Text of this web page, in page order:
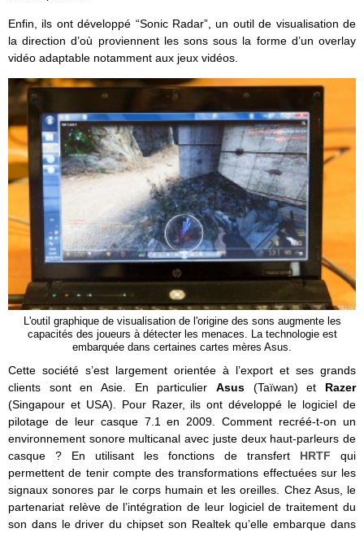
Enfin, ils ont développé “Sonic Radar”, un outil de visualisation de
la direction d’où proviennent les sons sous la forme d’un overlay
vidéo adaptable notamment aux jeux vidéos.
L'outil graphique de visualisation de l'origine des sons augmente les
capacités des joueurs à détecter les menaces. La technologie est
embarquée dans certaines cartes mères Asus.
Cette société s’est largement orientée à l’export et ses grands
clients sont en Asie. En particulier Asus (Taïwan) et Razer
(Singapour et USA). Pour Razer, ils ont développé le logiciel de
pilotage de leur casque 7.1 en 2009. Comment recréé-t-on un
environnement sonore multicanal avec juste deux haut-parleurs de
casque ? En utilisant les fonctions de transfert HRTF qui
permettent de tenir compte des transformations effectuées sur les
signaux sonores par le corps humain et les oreilles. Chez Asus, le
partenariat relève de l’intégration de leur logiciel de traitement du
son dans le driver du chipset son Realtek qu’elle embarque dans